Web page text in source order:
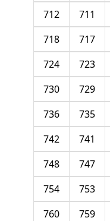
711
712
717
718
723
724
729
730
735
736
741
742
747
748
753
754
759
760